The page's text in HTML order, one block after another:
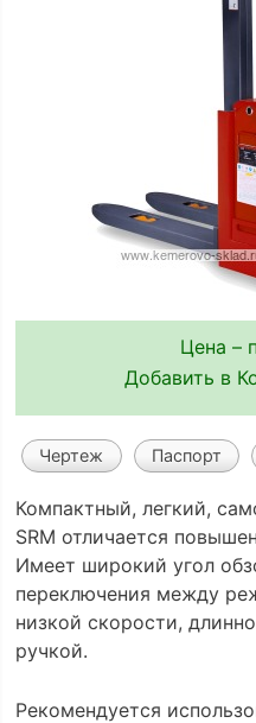
Цена –
Добавить в
Чертеж Паспорт
Компактный, легкий,
SRM отличается
Имеет широкий угол
переключения между
низкой скорости,
ручкой.
Рекомендуется